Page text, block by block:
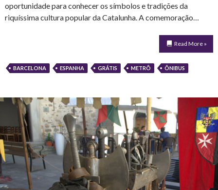
oportunidade para conhecer os símbolos e tradições da
riquíssima cultura popular da Catalunha. A comemoração…
Read More »
BARCELONA ESPANHA GRÁTIS METRÔ ÔNIBUS